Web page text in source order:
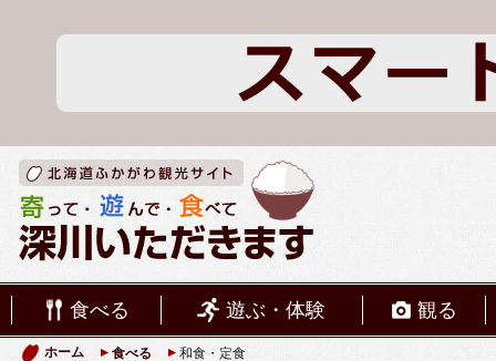
食べる 遊ぶ・体験 観る
ホーム 食べる 和食・定食